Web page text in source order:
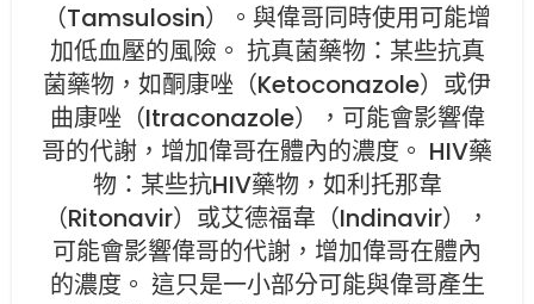
（Tamsulosin）。與偉哥同時使用可能增
加低血壓的風險。 抗真菌藥物：某些抗真
菌藥物，如酮康唑（Ketoconazole）或伊
曲康唑（Itraconazole），可能會影響偉
哥的代謝，增加偉哥在體內的濃度。 HIV藥
物：某些抗HIV藥物，如利托那韋
（Ritonavir）或艾德福韋（Indinavir），
可能會影響偉哥的代謝，增加偉哥在體內
的濃度。 這只是一小部分可能與偉哥產生